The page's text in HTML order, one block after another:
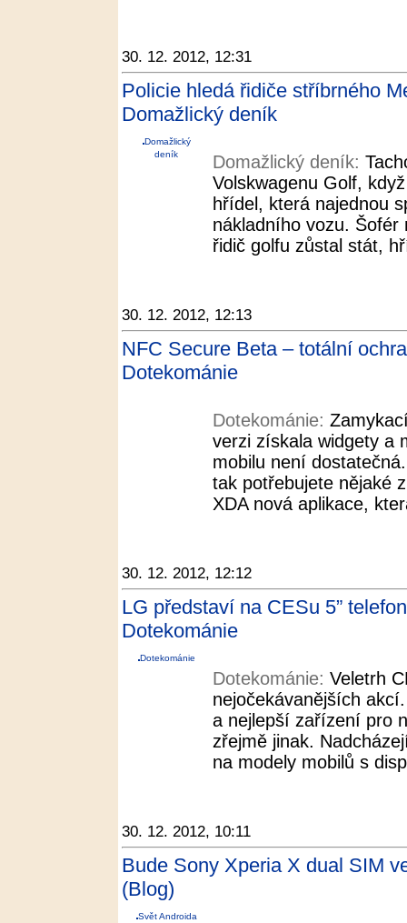
30. 12. 2012, 12:31
Policie hledá řidiče stříbrného
Domažlický deník
Domažlický
deník
Domažlický deník:
Volskwagenu Golf,
hřídel, která najednou
nákladního vozu.
řidič golfu zůstal stát,
30. 12. 2012, 12:13
NFC Secure Beta – totální
Dotekománie
Dotekománie:
verzi získala widgety a
mobilu není
tak potřebujete nějaké
XDA nová aplikace,
30. 12. 2012, 12:12
LG představí na CESu 5”
Dotekománie
Dotekománie
Dotekománie: Veletrh
nejočekávanějších
a nejlepší zařízení pro
zřejmě jinak.
na modely mobilů s
30. 12. 2012, 10:11
Bude Sony Xperia X dual SIM
(Blog)
Svět Androida